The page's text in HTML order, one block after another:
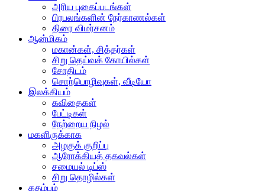
அரிய புகைப்படங்கள்
பிரபலங்களின் நேர்காணல்கள்
திரை விமர்சனம்
ஆன்மிகம்
மகான்கள், சித்தர்கள்
சிறு தெய்வக் கோயில்கள்
சோதிடம்
சொற்பொழிவுகள், வீடியோ
இலக்கியம்
கவிதைகள்
பேட்டிகள்
நேற்றைய நிழல்
மகளிருக்காக
அழகுக் குறிப்பு
ஆரோக்கியத் தகவல்கள்
சமையல் டிப்ஸ்
சிறு தொழில்கள்
கதம்பம்